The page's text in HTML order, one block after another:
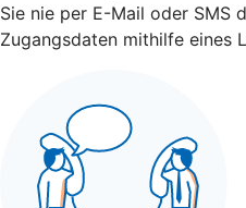
Sie nie per E-Mail oder SMS
Zugangsdaten mithilfe eines